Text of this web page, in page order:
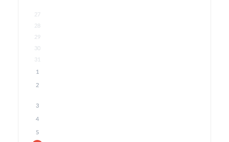
27
28
29
30
31
1
2
3
4
5